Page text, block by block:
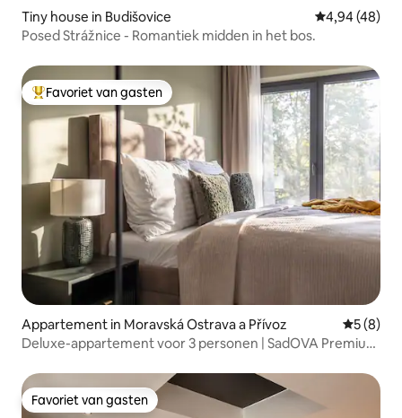
Tiny house in Budišovice Gemiddelde
4,94 (48)
Posed Strážnice - Romantiek midden in het bos.
Topfavoriet van gasten
Favoriet van gasten
Appartement in Moravská Ostrava a Přívoz
5 (8)
Deluxe-appartement voor 3 personen | SadOVA Premium
Favoriet van gasten
Favoriet van gasten